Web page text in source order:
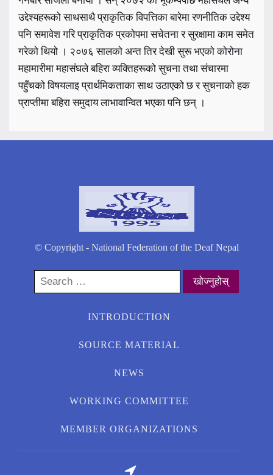
उद्देश्यहरूको साथसाथै प्राकृतिक विपत्तिका बारेमा रणनीतिक उद्देश्य
पनि समावेश गरि प्राकृतिक प्रकोपमा सचेतना र सुरक्षामा काम समेत
गरेको थियो । २०७६ सालको अन्त तिर देखी सुरू भएको कोरोना
महामारीमा महासंघले बहिरा व्यक्तिहरूको सुचना तथा संचारमा
पहुँचको विषयलाइ प्रार्थमिकताका साथ उठाएको छ र सुचनाको हक
प्राप्तीमा बहिरा समुदाय लाभावान्वित भएका पनि छन् ।
© Copyright - National Federation of the Deaf Nepal
Search
for:
INTRODUCTION
SOURCE MATERIAL
NEWS
WORKING COMMITTEE
MEMBER ORGANIZATIONS